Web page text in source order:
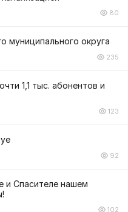
80
муниципального округа
235
1,1 тыс. абонентов и
123
92
и Спасителе нашем
102